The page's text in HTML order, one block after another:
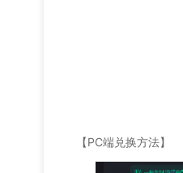
【PC端兑换方法】